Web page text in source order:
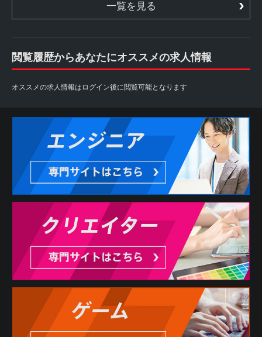
一覧を見る
閲覧履歴からあなたにオススメの求人情報
オススメの求人情報はログイン後に閲覧可能となります